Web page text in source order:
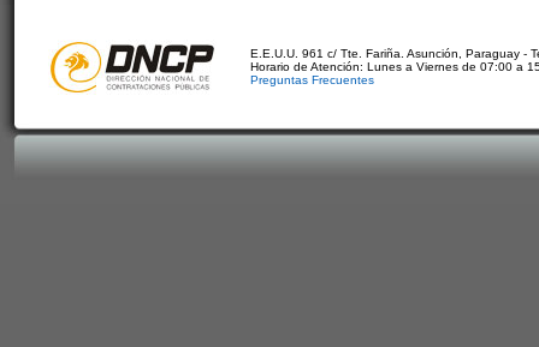
E.E.U.U. 961 c/ Tte. Fariña. Asunción, Paraguay -
Horario de Atención: Lunes a Viernes de 07:00 a
Preguntas Frecuentes